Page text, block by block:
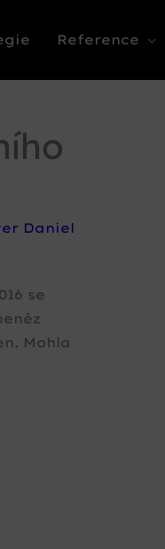
Reference
Daniel
se
Mohla